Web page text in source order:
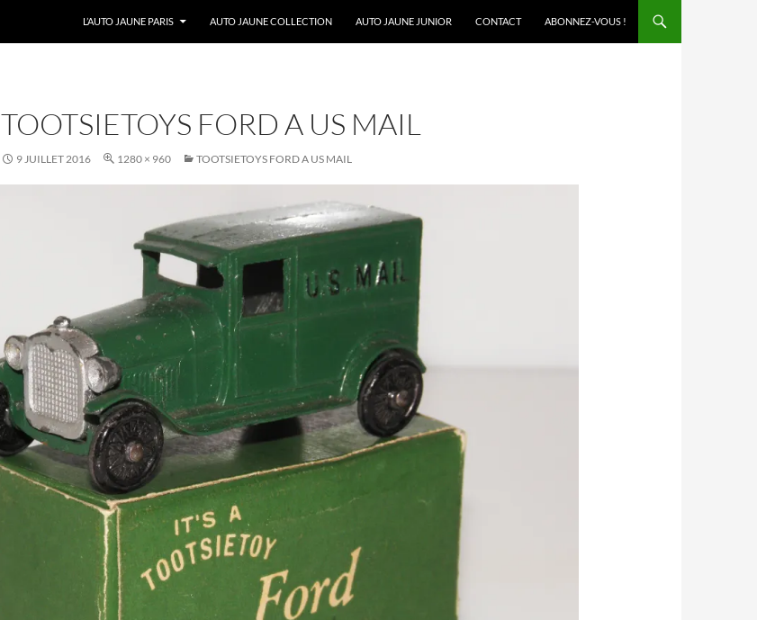
L’AUTO JAUNE PARIS
AUTO JAUNE COLLECTION AUTO JAUNE JUNIOR CONTACT ABONNEZ-VOUS !
TOOTSIETOYS FORD A US MAIL
9 JUILLET 2016 1280 × 960 TOOTSIETOYS FORD A US MAIL